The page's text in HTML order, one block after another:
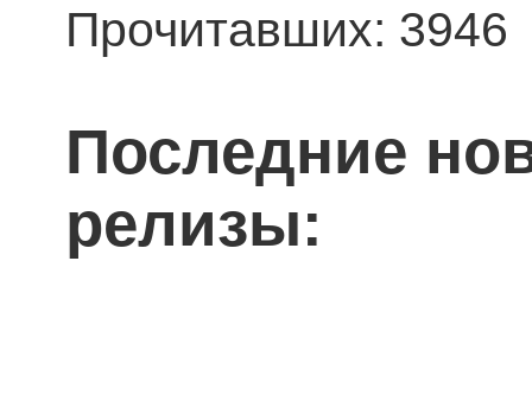
Прочитавших: 3946
Последние
релизы: